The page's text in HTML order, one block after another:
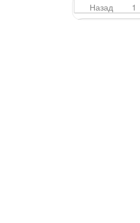
Назад 1